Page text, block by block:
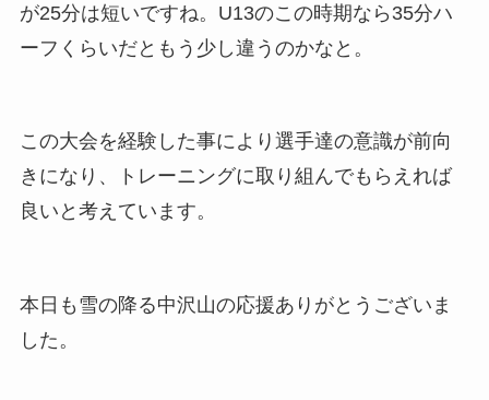
が25分は短いですね。U13のこの時期なら35分ハ
ーフくらいだともう少し違うのかなと。
この大会を経験した事により選手達の意識が前向
きになり、トレーニングに取り組んでもらえれば
良いと考えています。
本日も雪の降る中沢山の応援ありがとうございま
した。